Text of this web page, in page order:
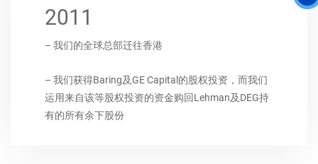
2011
– 我们的全球总部迁往香港
– 我们获得Baring及GE Capital的股权投资，而我们
运用来自该等股权投资的资金购回Lehman及DEG持
有的所有余下股份